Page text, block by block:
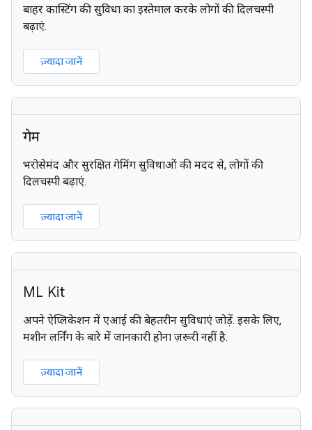
बाहर कास्टिंग की सुविधा का इस्तेमाल करके लोगों की दिलचस्पी
बढ़ाएं.
ज़्यादा जानें
गेम
भरोसेमंद और सुरक्षित गेमिंग सुविधाओं की मदद से, लोगों की
दिलचस्पी बढ़ाएं.
ज़्यादा जानें
ML Kit
अपने ऐप्लिकेशन में एआई की बेहतरीन सुविधाएं जोड़ें. इसके लिए,
मशीन लर्निंग के बारे में जानकारी होना ज़रूरी नहीं है.
ज़्यादा जानें